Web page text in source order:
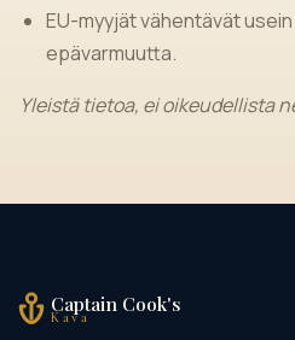
EU-myyjät vähentävät
epävarmuutta.
Yleistä tietoa, ei oikeudellista
Captain Cook's
Kava